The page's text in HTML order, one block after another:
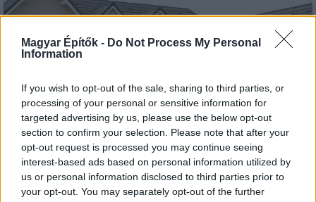
Magyar Építők - Do Not Process My Personal
Information
If you wish to opt-out of the sale, sharing to third parties, or
processing of your personal or sensitive information for
targeted advertising by us, please use the below opt-out
section to confirm your selection. Please note that after your
opt-out request is processed you may continue seeing
interest-based ads based on personal information utilized by
us or personal information disclosed to third parties prior to
your opt-out. You may separately opt-out of the further
Tető, ami évtizedeken át gondoskodik a családról